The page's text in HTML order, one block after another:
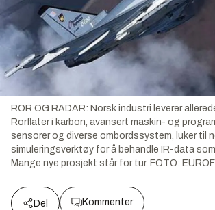
ROR OG RADAR: Norsk industri leverer
Rorflater i karbon, avansert maskin- og
sensorer og diverse ombordssystem, luker til
simuleringsverktøy for å behandle IR-data
Mange nye prosjekt står for tur. FOTO:
Del Kommenter